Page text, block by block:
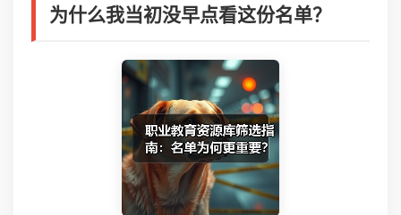
为什么我当初没早点看这份名单？